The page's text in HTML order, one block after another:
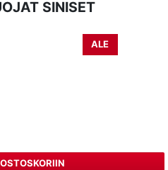
SINISET
ALE